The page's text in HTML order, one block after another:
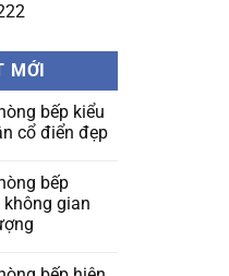
MỚI
bếp kiểu
cổ điển đẹp
bếp
không gian